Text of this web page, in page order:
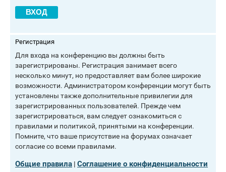
Регистрация
Для входа на конференцию вы должны быть
зарегистрированы. Регистрация занимает всего
несколько минут, но предоставляет вам более широкие
возможности. Администратором конференции могут быть
установлены также дополнительные привилегии для
зарегистрированных пользователей. Прежде чем
зарегистрироваться, вам следует ознакомиться с
правилами и политикой, принятыми на конференции.
Помните, что ваше присутствие на форумах означает
согласие со всеми правилами.
Общие правила | Соглашение о конфиденциальности